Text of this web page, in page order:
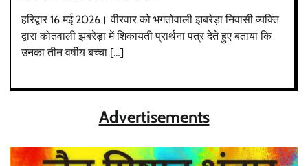
हरिद्वार 16 मई 2026। वीरवार को भगतोवाली झबरेड़ा निवासी व्यक्ति
द्वारा कोतवाली झबरेड़ा में शिकायती प्रार्थना पत्र देते हुए बताया कि
उनका तीन वर्षीय बच्चा […]
Advertisements